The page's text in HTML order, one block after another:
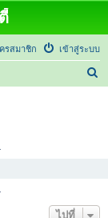
เข้าสู่ระบบ
รสมาชิก
ไปที่